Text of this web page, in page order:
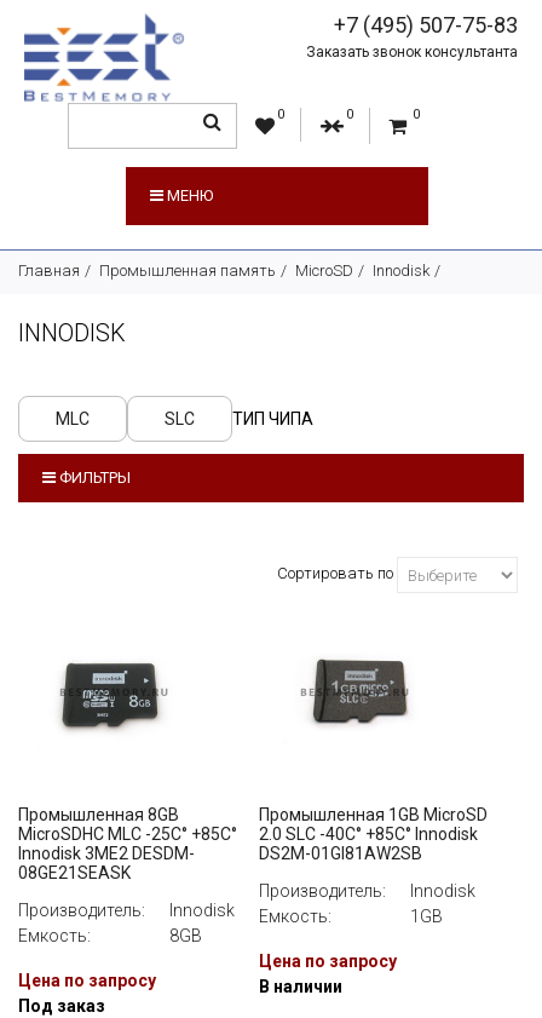
+7 (495) 507-75-83
Заказать звонок консультанта
0 0 0
МЕНЮ
Главная Промышленная память MicroSD Innodisk
INNODISK
MLC SLC ТИП ЧИПА
ФИЛЬТРЫ
Сортировать по
Промышленная 8GB
MicroSDHC MLC -25C° +85C°
Innodisk 3ME2 DESDM-
08GE21SEASK
Производитель:
Innodisk
Емкость:
8GB
Цена по запросу
Под заказ
Промышленная 1GB MicroSD
2.0 SLC -40C° +85C° Innodisk
DS2M-01GI81AW2SB
Производитель:
Innodisk
Емкость:
1GB
Цена по запросу
В наличии